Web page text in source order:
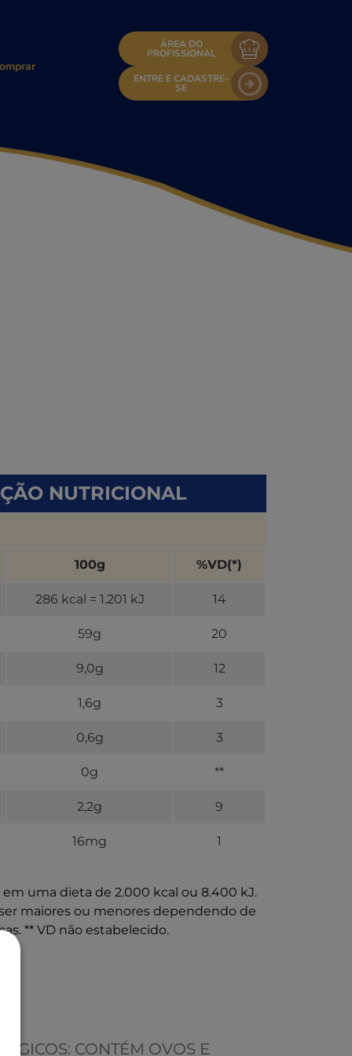
ÁREA DO
PROFISSIONAL
ENTRE E CADASTRE-
SE
NUTRICIONAL
100g %VD(*)
286 kcal = 1.201 kJ 14
59g 20
9,0g 12
1,6g 3
0,6g 3
0g **
2,2g 9
16mg 1
em uma dieta de 2.000 kcal ou 8.400 kJ.
maiores ou menores dependendo de
** VD não estabelecido.
CONTÉM OVOS E